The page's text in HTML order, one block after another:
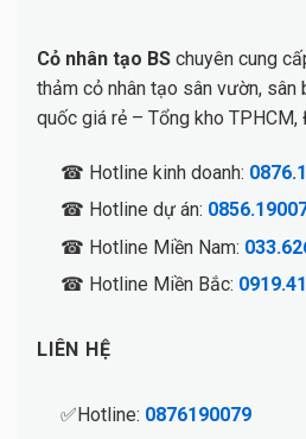
Cỏ nhân tạo BS chuyên cung
thảm cỏ nhân tạo sân vườn, sân
quốc giá rẻ – Tổng kho TPHCM,
☎ Hotline kinh doanh:
☎ Hotline dự án:
☎ Hotline Miền Nam:
☎ Hotline Miền Bắc:
LIÊN HỆ
✅Hotline: 0876190079